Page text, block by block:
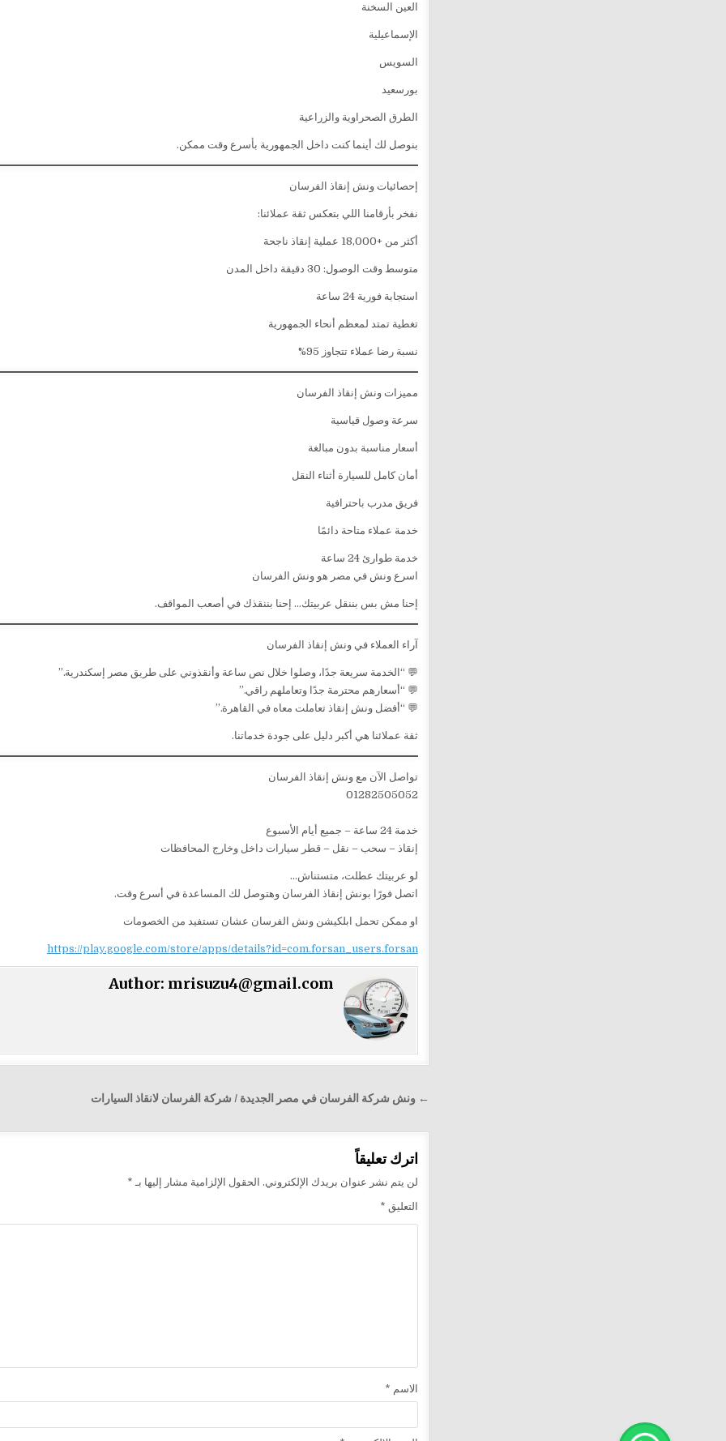
العين السخنة
الإسماعيلية
السويس
بورسعيد
الطرق الصحراوية والزراعية
بنوصل لك أينما كنت داخل الجمهورية بأسرع وقت ممكن.
إحصائيات ونش إنقاذ الفرسان
نفخر بأرقامنا اللي بتعكس ثقة عملائنا:
أكثر من +18,000 عملية إنقاذ ناجحة
متوسط وقت الوصول: 30 دقيقة داخل المدن
استجابة فورية 24 ساعة
تغطية تمتد لمعظم أنحاء الجمهورية
نسبة رضا عملاء تتجاوز 95%
مميزات ونش إنقاذ الفرسان
سرعة وصول قياسية
أسعار مناسبة بدون مبالغة
أمان كامل للسيارة أثناء النقل
فريق مدرب باحترافية
خدمة عملاء متاحة دائمًا
خدمة طوارئ 24 ساعة
اسرع ونش في مصر هو ونش الفرسان
إحنا مش بس بننقل عربيتك… إحنا بننقذك في أصعب المواقف.
آراء العملاء في ونش إنقاذ الفرسان
💬 “الخدمة سريعة جدًا، وصلوا خلال نص ساعة وأنقذوني على طريق مصر إسكندرية.”
💬 “أسعارهم محترمة جدًا وتعاملهم راقي.”
💬 “أفضل ونش إنقاذ تعاملت معاه في القاهرة.”
ثقة عملائنا هي أكبر دليل على جودة خدماتنا.
تواصل الآن مع ونش إنقاذ الفرسان
01282505052
خدمة 24 ساعة – جميع أيام الأسبوع
إنقاذ – سحب – نقل – قطر سيارات داخل وخارج المحافظات
لو عربيتك عطلت، متستناش…
اتصل فورًا بونش إنقاذ الفرسان وهتوصل لك المساعدة في أسرع وقت.
او ممكن تحمل ابلكيشن ونش الفرسان عشان تستفيد من الخصومات
https://play.google.com/store/apps/details?id=com.forsan_users.forsan
Author: mrisuzu4@gmail.com
تصفّح
← ونش شركة الفرسان في مصر الجديدة / شركة الفرسان لانقاذ السيارات
اترك تعليقاً
لن يتم نشر عنوان بريدك الإلكتروني. الحقول الإلزامية مشار إليها بـ *
التعليق *
الاسم *